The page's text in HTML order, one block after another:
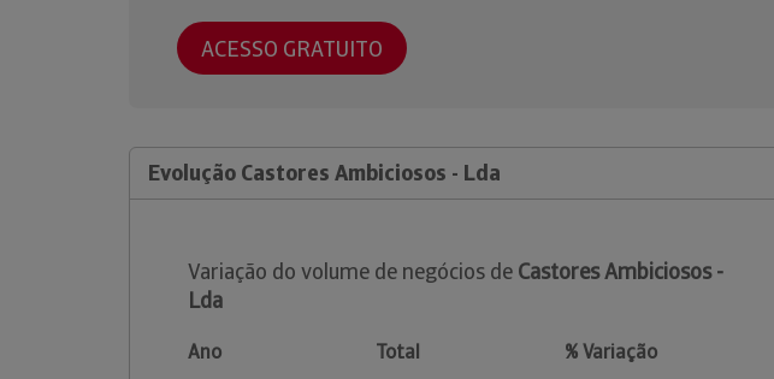
ACESSO GRATUITO
Evolução Castores Ambiciosos - Lda
Variação do volume de negócios de Castores Ambiciosos -
Lda
Ano Total % Variação